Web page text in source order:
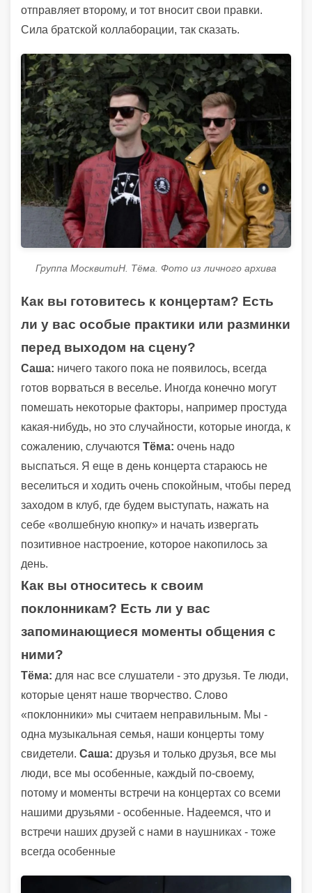
отправляет второму, и тот вносит свои правки.
Сила братской коллаборации, так сказать.
Группа МосквитиН. Тёма. Фото из личного архива
Как вы готовитесь к концертам? Есть
ли у вас особые практики или разминки
перед выходом на сцену?
Саша: ничего такого пока не появилось, всегда
готов ворваться в веселье. Иногда конечно могут
помешать некоторые факторы, например простуда
какая-нибудь, но это случайности, которые иногда, к
сожалению, случаются Тёма: очень надо
выспаться. Я еще в день концерта стараюсь не
веселиться и ходить очень спокойным, чтобы перед
заходом в клуб, где будем выступать, нажать на
себе «волшебную кнопку» и начать извергать
позитивное настроение, которое накопилось за
день.
Как вы относитесь к своим
поклонникам? Есть ли у вас
запоминающиеся моменты общения с
ними?
Тёма: для нас все слушатели - это друзья. Те люди,
которые ценят наше творчество. Слово
«поклонники» мы считаем неправильным. Мы -
одна музыкальная семья, наши концерты тому
свидетели. Саша: друзья и только друзья, все мы
люди, все мы особенные, каждый по-своему,
потому и моменты встречи на концертах со всеми
нашими друзьями - особенные. Надеемся, что и
встречи наших друзей с нами в наушниках - тоже
всегда особенные